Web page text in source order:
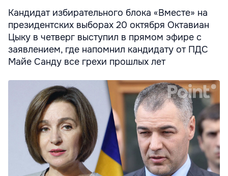
Кандидат избирательного блока «Вместе» на
президентских выборах 20 октября Октавиан
Цыку в четверг выступил в прямом эфире с
заявлением, где напомнил кандидату от ПДС
Майе Санду все грехи прошлых лет